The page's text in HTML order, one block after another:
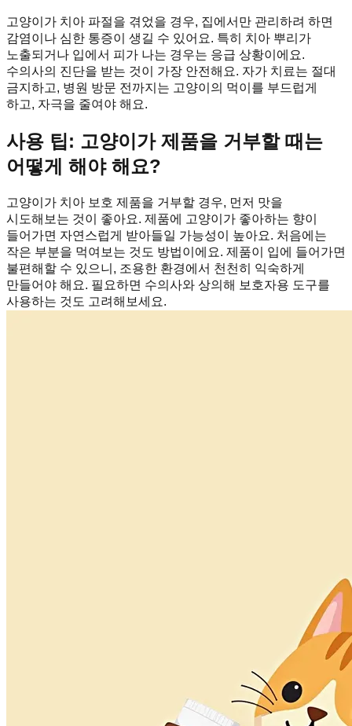
고양이가 치아 파절을 겪었을 경우, 집에서만 관리하려 하면
감염이나 심한 통증이 생길 수 있어요. 특히 치아 뿌리가
노출되거나 입에서 피가 나는 경우는 응급 상황이에요.
수의사의 진단을 받는 것이 가장 안전해요. 자가 치료는 절대
금지하고, 병원 방문 전까지는 고양이의 먹이를 부드럽게
하고, 자극을 줄여야 해요.
사용 팁: 고양이가 제품을 거부할 때는
어떻게 해야 해요?
고양이가 치아 보호 제품을 거부할 경우, 먼저 맛을
시도해보는 것이 좋아요. 제품에 고양이가 좋아하는 향이
들어가면 자연스럽게 받아들일 가능성이 높아요. 처음에는
작은 부분을 먹여보는 것도 방법이에요. 제품이 입에 들어가면
불편해할 수 있으니, 조용한 환경에서 천천히 익숙하게
만들어야 해요. 필요하면 수의사와 상의해 보호자용 도구를
사용하는 것도 고려해보세요.